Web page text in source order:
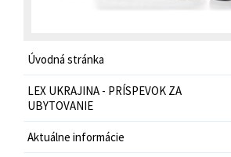
Úvodná stránka
LEX UKRAJINA - PRÍSPEVOK ZA
UBYTOVANIE
Aktuálne informácie